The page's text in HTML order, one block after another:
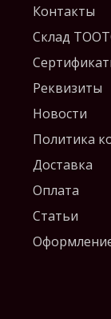
Контакты
Склад
Реквизиты
Новости
Политика
Доставка
Оплата
Статьи